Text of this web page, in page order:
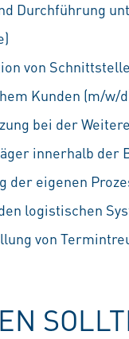
Durchführung
von
Kunden (m/w/
bei der
innerhalb der
der eigenen
logistischen
von